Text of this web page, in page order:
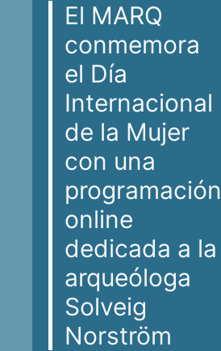
El MARQ
conmemora
el Día
Internacional
de la Mujer
con una
programación
online
dedicada a la
arqueóloga
Solveig
Norström